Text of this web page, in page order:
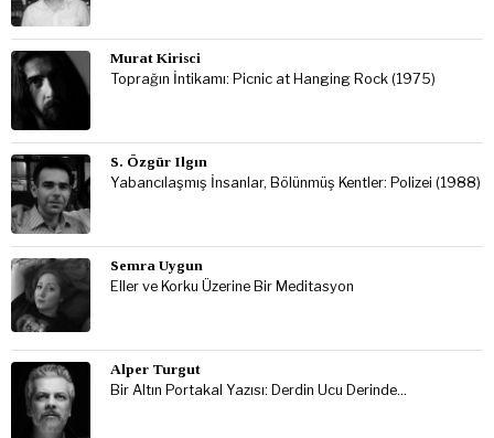
Murat Kirisci
Toprağın İntikamı: Picnic at Hanging Rock (1975)
S. Özgür Ilgın
Yabancılaşmış İnsanlar, Bölünmüş Kentler: Polizei (1988)
Semra Uygun
Eller ve Korku Üzerine Bir Meditasyon
Alper Turgut
Bir Altın Portakal Yazısı: Derdin Ucu Derinde…